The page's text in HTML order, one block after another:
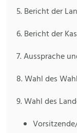
5. Bericht der
6. Bericht der
7. Aussprache
8. Wahl des
9. Wahl des